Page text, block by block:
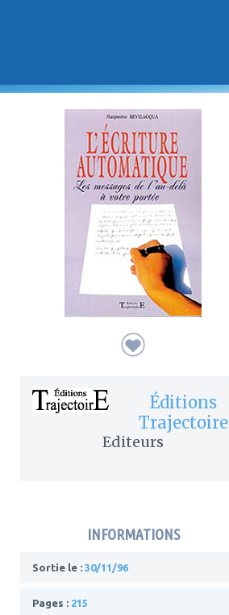
Éditions
Trajectoire
Editeurs
INFORMATIONS
Sortie le : 30/11/96
Pages : 215